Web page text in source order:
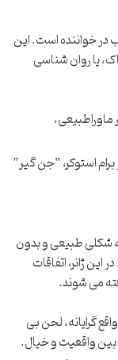
در خواننده است. این
یا روان شناسی
استوکر، “جن گیر”
شکلی طبیعی و بدون
ژانر، اتفاقات
می شوند.
گرایانه، لحن بی
واقعیت و خیال.